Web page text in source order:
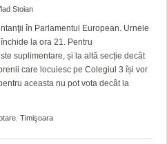
Stoian
în Parlamentul European. Urnele
la ora 21. Pentru
suplimentare, și la altă secție decât
care locuiesc pe Colegiul 3 își vor
aceasta nu pot vota decât la
Timişoara